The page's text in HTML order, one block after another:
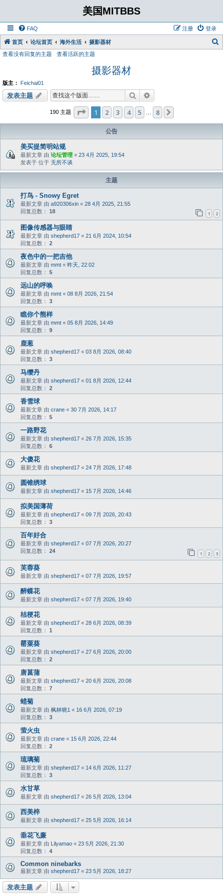
美国MITBBS
FAQ 登录
注册
首页 论坛首页 海外生活 摄影器材
查看没有回复的主题 查看活跃的主题
摄影器材
版主： Feichai01
发表主题 搜索
190 主题 分页：1 8
1 2 3 4 5 8
公告
美买提简明站规
最新文章 由 论坛管理 « 23 4月 2025, 19:54
发表于 位于 无所不谈
主题
打鸟 - Snowy Egret
最新文章 由 a920306xin « 28 4月 2025, 21:55
回复总数： 18 1 2
图像传感器与眼睛
最新文章 由 shepherd17 « 21 6月 2024, 10:54
回复总数： 2
夜色中的一把吉他
最新文章 由 mmt « 昨天, 22:02
回复总数： 5
远山的呼唤
最新文章 由 mmt « 08 8月 2026, 21:54
回复总数： 3
瞧你个熊样
最新文章 由 mmt « 05 8月 2026, 14:49
回复总数： 9
鹿葱
最新文章 由 shepherd17 « 03 8月 2026, 08:40
回复总数： 3
马缨丹
最新文章 由 shepherd17 « 01 8月 2026, 12:44
回复总数： 2
香雪球
最新文章 由 crane « 30 7月 2026, 14:17
回复总数： 5
一路野花
最新文章 由 shepherd17 « 26 7月 2026, 15:35
回复总数： 6
大傻花
最新文章 由 shepherd17 « 24 7月 2026, 17:48
圆锥绣球
最新文章 由 shepherd17 « 15 7月 2026, 14:46
拟美国薄荷
最新文章 由 shepherd17 « 09 7月 2026, 20:43
回复总数： 3
百年好合
最新文章 由 shepherd17 « 07 7月 2026, 20:27
回复总数： 24 1 2 3
芙蓉葵
最新文章 由 shepherd17 « 07 7月 2026, 19:57
醉蝶花
最新文章 由 shepherd17 « 07 7月 2026, 19:40
桔梗花
最新文章 由 shepherd17 « 28 6月 2026, 08:39
回复总数： 1
罂粟葵
最新文章 由 shepherd17 « 27 6月 2026, 20:00
回复总数： 2
唐菖蒲
最新文章 由 shepherd17 « 20 6月 2026, 20:08
回复总数： 7
蜡菊
最新文章 由 枫林晓1 « 16 6月 2026, 07:19
回复总数： 3
萤火虫
最新文章 由 crane « 15 6月 2026, 22:44
回复总数： 2
琉璃菊
最新文章 由 shepherd17 « 14 6月 2026, 11:27
回复总数： 3
水甘草
最新文章 由 shepherd17 « 26 5月 2026, 13:04
西美梓
最新文章 由 shepherd17 « 25 5月 2026, 16:14
垂花飞廉
最新文章 由 Lilyamao « 23 5月 2026, 21:30
回复总数： 4
Common ninebarks
最新文章 由 shepherd17 « 23 5月 2026, 18:27
发表主题